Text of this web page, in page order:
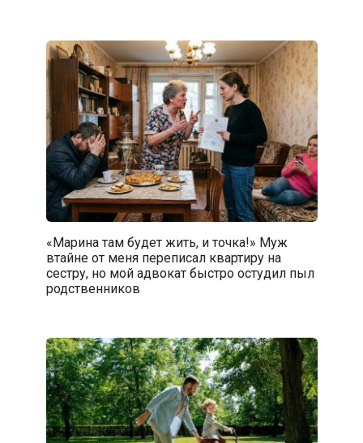
«Марина там будет жить, и точка!» Муж
втайне от меня переписал квартиру на
сестру, но мой адвокат быстро остудил пыл
родственников